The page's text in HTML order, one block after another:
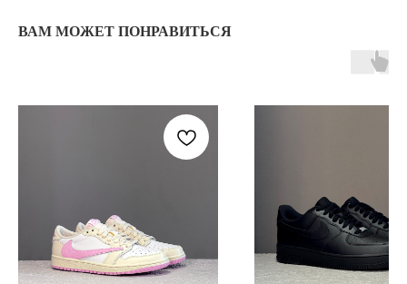
ВАМ МОЖЕТ ПОНРАВИТЬСЯ
ОПЛАТА,
ДОСТАВКА,
ПОЛИТИКА
КОНФИДЕНЦИАЛЬНОСТИ
ПОЛИТИКА
ТАБЛИЦЫ
РАЗМЕРОВ